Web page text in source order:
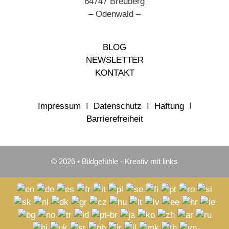
– Odenwald –
BLOG
NEWSLETTER
KONTAKT
Impressum I Datenschutz I HaftungI
Barrierefreiheit
© 2026 • Bildgefühle - Kreativ mit links